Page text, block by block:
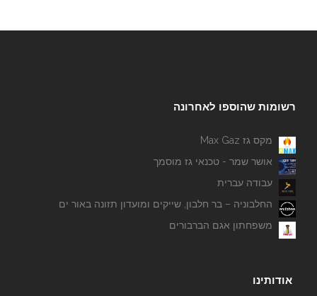
רשומות שהוספו לאחרונה
מקס גז Max Gaz
אושר שמר - טכנאי גז מוסמך
עבודה עברית
החלבוניה – בר חלבון, שייקים ומועדון תזונה באור ים
משפחתון אגם הברבורים
אודותינו